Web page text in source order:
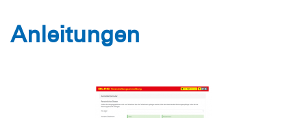
Anleitungen